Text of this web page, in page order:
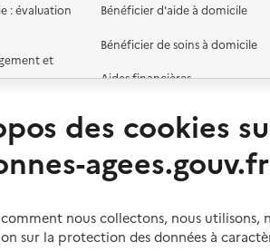
: évaluation
et
et sa
sa propre
la famille
Bénéficier d'aide à domicile
Bénéficier de soins à domicile
Aides financières
Vivre à domicile avec une
Être hospitalisé
des cookies
agees.gouv.fr
nous collectons, nous
sur la protection des données à